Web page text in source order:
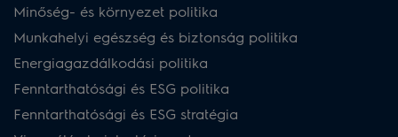
Minőség- és környezet politika
Munkahelyi egészség és biztonság politika
Energiagazdálkodási politika
Fenntarthatósági és ESG politika
Fenntarthatósági és ESG stratégia